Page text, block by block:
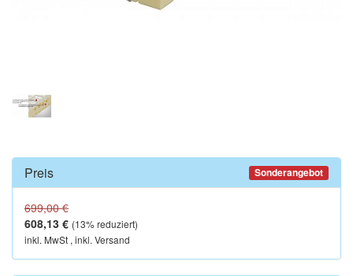
Preis Sonderangebot
699,00 €
608,13 € (13% reduziert)
inkl. MwSt , inkl. Versand